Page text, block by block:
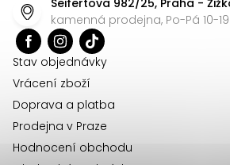
kamenná prodejna, Po-Pá 10-
Stav objednávky
Vrácení zboží
Doprava a platba
Prodejna v Praze
Hodnocení obchodu